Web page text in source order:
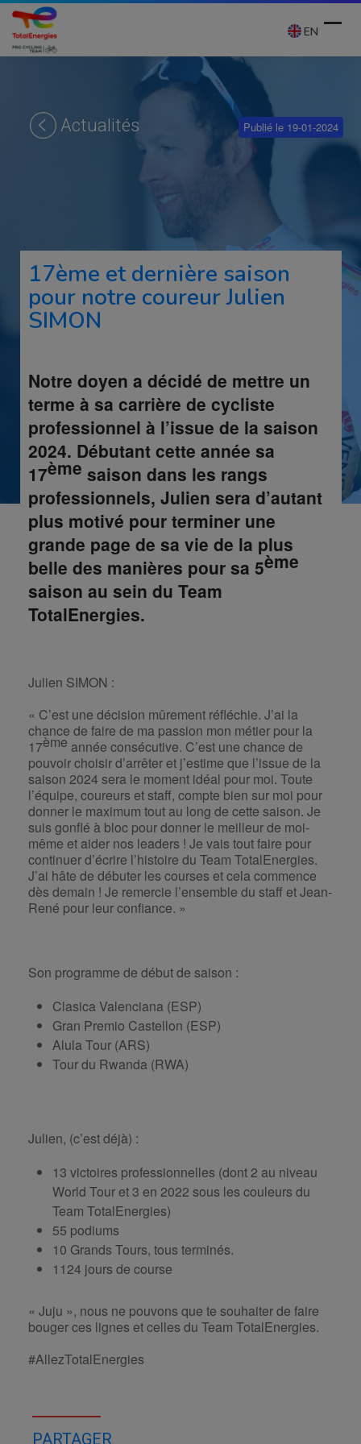
Skip
content
EN
Actualités Publié le 19-01-2024
17ème et dernière saison
pour notre coureur Julien
SIMON
Notre doyen a décidé de mettre un
terme à sa carrière de cycliste
professionnel à l’issue de la saison
2024. Débutant cette année sa
17ème saison dans les rangs
professionnels, Julien sera d’autant
plus motivé pour terminer une
grande page de sa vie de la plus
belle des manières pour sa 5ème
saison au sein du Team
TotalEnergies.
Julien SIMON :
« C’est une décision mûrement réfléchie. J’ai la
chance de faire de ma passion mon métier pour la
17èmeannée consécutive. C’est une chance de
pouvoir choisir d’arrêter et j’estime que l’issue de la
saison 2024 sera le moment idéal pour moi. Toute
l’équipe, coureurs et staff, compte bien sur moi pour
donner le maximum tout au long de cette saison. Je
suis gonflé à bloc pour donner le meilleur de moi-
même et aider nos leaders ! Je vais tout faire pour
continuer d’écrire l’histoire du Team TotalEnergies.
J’ai hâte de débuter les courses et cela commence
dès demain ! Je remercie l’ensemble du staff et Jean-
René pour leur confiance. »
Son programme de début de saison :
Clasica Valenciana (ESP)
Gran Premio Castellon (ESP)
Alula Tour (ARS)
Tour du Rwanda (RWA)
Julien, (c’est déjà) :
13 victoires professionnelles (dont 2 au niveau
World Tour et 3 en 2022 sous les couleurs du
Team TotalEnergies)
55 podiums
10 Grands Tours, tous terminés.
1124 jours de course
« Juju », nous ne pouvons que te souhaiter de faire
bouger ces lignes et celles du Team TotalEnergies.
#AllezTotalEnergies
PARTAGER